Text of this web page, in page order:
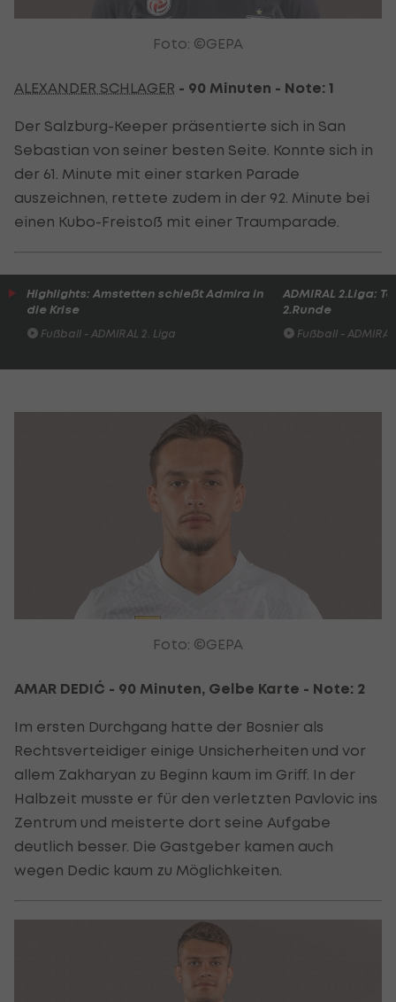
Foto: ©GEPA
ALEXANDER SCHLAGER - 90 Minuten - Note: 1
Der Salzburg-Keeper präsentierte sich in San
Sebastian von seiner besten Seite. Konnte sich in
der 61. Minute mit einer starken Parade
auszeichnen, rettete zudem in der 92. Minute bei
einen Kubo-Freistoß mit einer Traumparade.
Highlights: Amstetten schießt Admira in
die Krise
Fußball - ADMIRAL 2. Liga
ADMIRAL 2.Liga:
2.Runde
Fußball -
Foto: ©GEPA
AMAR DEDIĆ - 90 Minuten, Gelbe Karte - Note: 2
Im ersten Durchgang hatte der Bosnier als
Rechtsverteidiger einige Unsicherheiten und vor
allem Zakharyan zu Beginn kaum im Griff. In der
Halbzeit musste er für den verletzten Pavlovic ins
Zentrum und meisterte dort seine Aufgabe
deutlich besser. Die Gastgeber kamen auch
wegen Dedic kaum zu Möglichkeiten.